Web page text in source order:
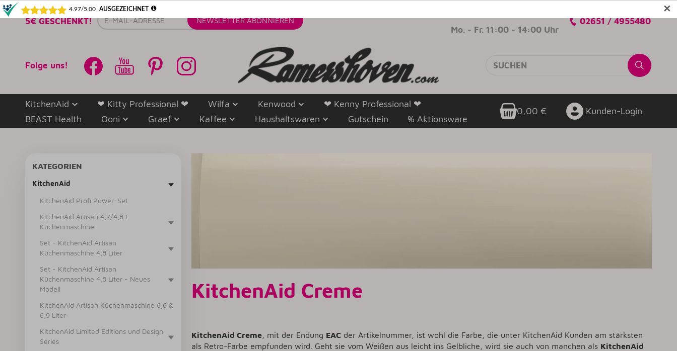
✕
5€ GESCHENKT! E-
Mail-
NEWSLETTER ABONNIEREN
Mo. - Fr. 11:00 - 14:00 Uhr
02651 / 4955480
Folge uns!
KitchenAid ❤ Kitty Professional ❤ Wilfa Kenwood
❤ Kenny Professional ❤
BEAST Health
Ooni Graef Kaffee Haushaltswaren Gutschein % Aktionsware
0,00 € Kunden-Login
KitchenAid Creme
KitchenAid Creme , mit der Endung EAC der Artikelnummer, ist wohl die Farbe, die unter KitchenAid Kunden am stärksten
als Retro-Farbe empfunden wird. Geht sie vom Weißen aus leicht ins Gelbliche, wird sie auch von manchen als KitchenAid
KATEGORIEN
KitchenAid
KitchenAid Profi Power-Set
KitchenAid Artisan 4,7/4,8 L
Küchenmaschine
Set - KitchenAid Artisan
Küchenmaschine 4,8 Liter
Set - KitchenAid Artisan
Küchenmaschine 4,8 Liter - Neues
Modell
KitchenAid Artisan Küchenmaschine 6,6 &
6,9 Liter
KitchenAid Limited Editions und Design
Series